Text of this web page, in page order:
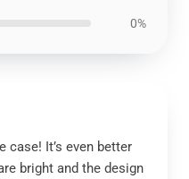
0%
case! It’s even better
bright and the design